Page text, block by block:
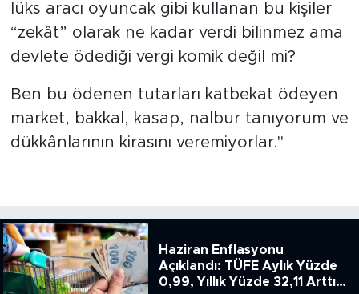
lüks aracı oyuncak gibi kullanan bu kişiler
“zekât” olarak ne kadar verdi bilinmez ama
devlete ödediği vergi komik değil mi?
Ben bu ödenen tutarları katbekat ödeyen
market, bakkal, kasap, nalbur tanıyorum ve
dükkânlarının kirasını veremiyorlar."
Haziran Enflasyonu
Açıklandı: TÜFE Aylık Yüzde
0,99, Yıllık Yüzde 32,11 Arttı,